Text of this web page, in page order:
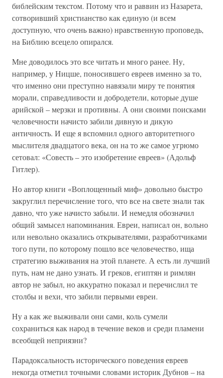
библейским текстом. Потому что и раввин из Назарета,
сотворивший христианство как единую (и всем
доступную, что очень важно) нравственную проповедь,
на Библию всецело опирался.
Мне доводилось это все читать и много ранее. Ну,
например, у Ницше, поносившего евреев именно за то,
что именно они преступно навязали миру те понятия
морали, справедливости и добродетели, которые душе
арийской – мерзки и противны. А они своими поисками
человечности начисто забили дивную и дикую
античность. И еще я вспомнил одного авторитетного
мыслителя двадцатого века, он на то же самое угрюмо
сетовал: «Совесть – это изобретение евреев» (Адольф
Гитлер).
Но автор книги «Воплощенный миф» довольно быстро
закруглил перечисление того, что все на свете знали так
давно, что уже начисто забыли. И немедля обозначил
общий замысел напоминания. Евреи, написал он, вольно
или невольно оказались открывателями, разработчиками
того пути, по которому пошло все человечество, ища
стратегию выживания на этой планете. А есть ли лучший
путь, нам не дано узнать. И греков, египтян и римлян
автор не забыл, но аккуратно показал и перечислил те
столбы и вехи, что забили первыми евреи.
Ну а как же выживали они сами, коль сумели
сохраниться как народ в течение веков и среди пламени
всеобщей неприязни?
Парадоксальность исторического поведения евреев
некогда отметил точными словами историк Дубнов – на